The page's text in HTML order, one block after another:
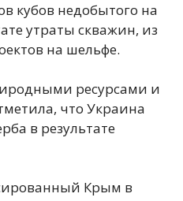
кубов недобытого на
утраты скважин, из
на шельфе.
ресурсами и
что Украина
в результате
Крым в